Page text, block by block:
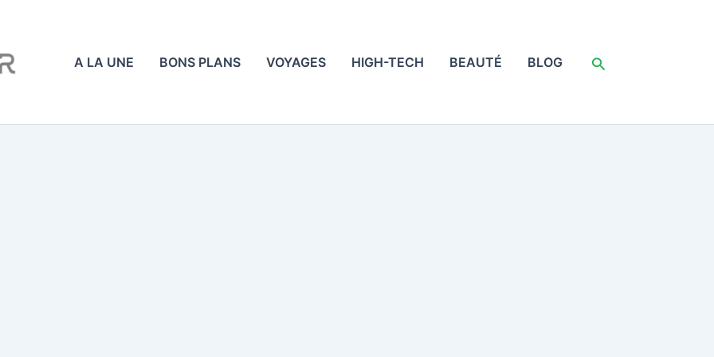
A LA UNE BONS PLANS VOYAGES HIGH-TECH BEAUTÉ BLOG Rechercher